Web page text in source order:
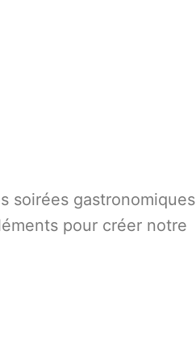
soirées gastronomiques
pour créer notre